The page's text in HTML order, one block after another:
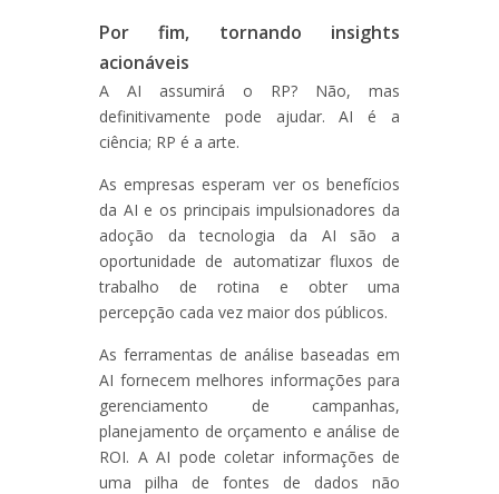
Por fim, tornando insights
acionáveis
A AI assumirá o RP? Não, mas
definitivamente pode ajudar. AI é a
ciência; RP é a arte.
As empresas esperam ver os benefícios
da AI e os principais impulsionadores da
adoção da tecnologia da AI são a
oportunidade de automatizar fluxos de
trabalho de rotina e obter uma
percepção cada vez maior dos públicos.
As ferramentas de análise baseadas em
AI fornecem melhores informações para
gerenciamento de campanhas,
planejamento de orçamento e análise de
ROI. A AI pode coletar informações de
uma pilha de fontes de dados não